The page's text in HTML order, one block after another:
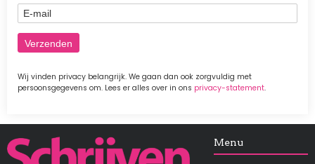
E-mail
Wij vinden privacy belangrijk. We gaan dan ook zorgvuldig met
persoonsgegevens om. Lees er alles over in ons privacy-statement.
Afbeelding Menu